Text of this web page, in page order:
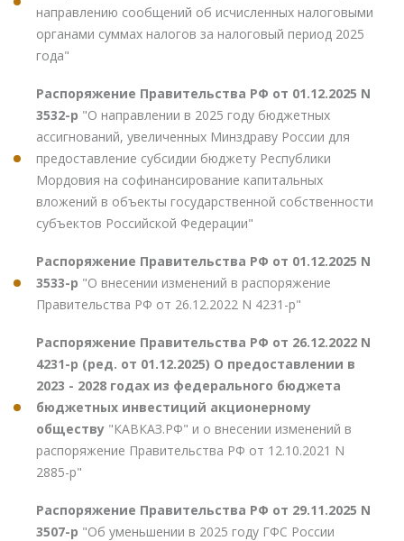
направлению сообщений об исчисленных налоговыми
органами суммах налогов за налоговый период 2025
года"
Распоряжение Правительства РФ от 01.12.2025 N
3532-р "О направлении в 2025 году бюджетных
ассигнований, увеличенных Минздраву России для
предоставление субсидии бюджету Республики
Мордовия на софинансирование капитальных
вложений в объекты государственной собственности
субъектов Российской Федерации"
Распоряжение Правительства РФ от 01.12.2025 N
3533-р "О внесении изменений в распоряжение
Правительства РФ от 26.12.2022 N 4231-р"
Распоряжение Правительства РФ от 26.12.2022 N
4231-р (ред. от 01.12.2025) О предоставлении в
2023 - 2028 годах из федерального бюджета
бюджетных инвестиций акционерному
обществу "КАВКАЗ.РФ" и о внесении изменений в
распоряжение Правительства РФ от 12.10.2021 N
2885-р"
Распоряжение Правительства РФ от 29.11.2025 N
3507-р "Об уменьшении в 2025 году ГФС России